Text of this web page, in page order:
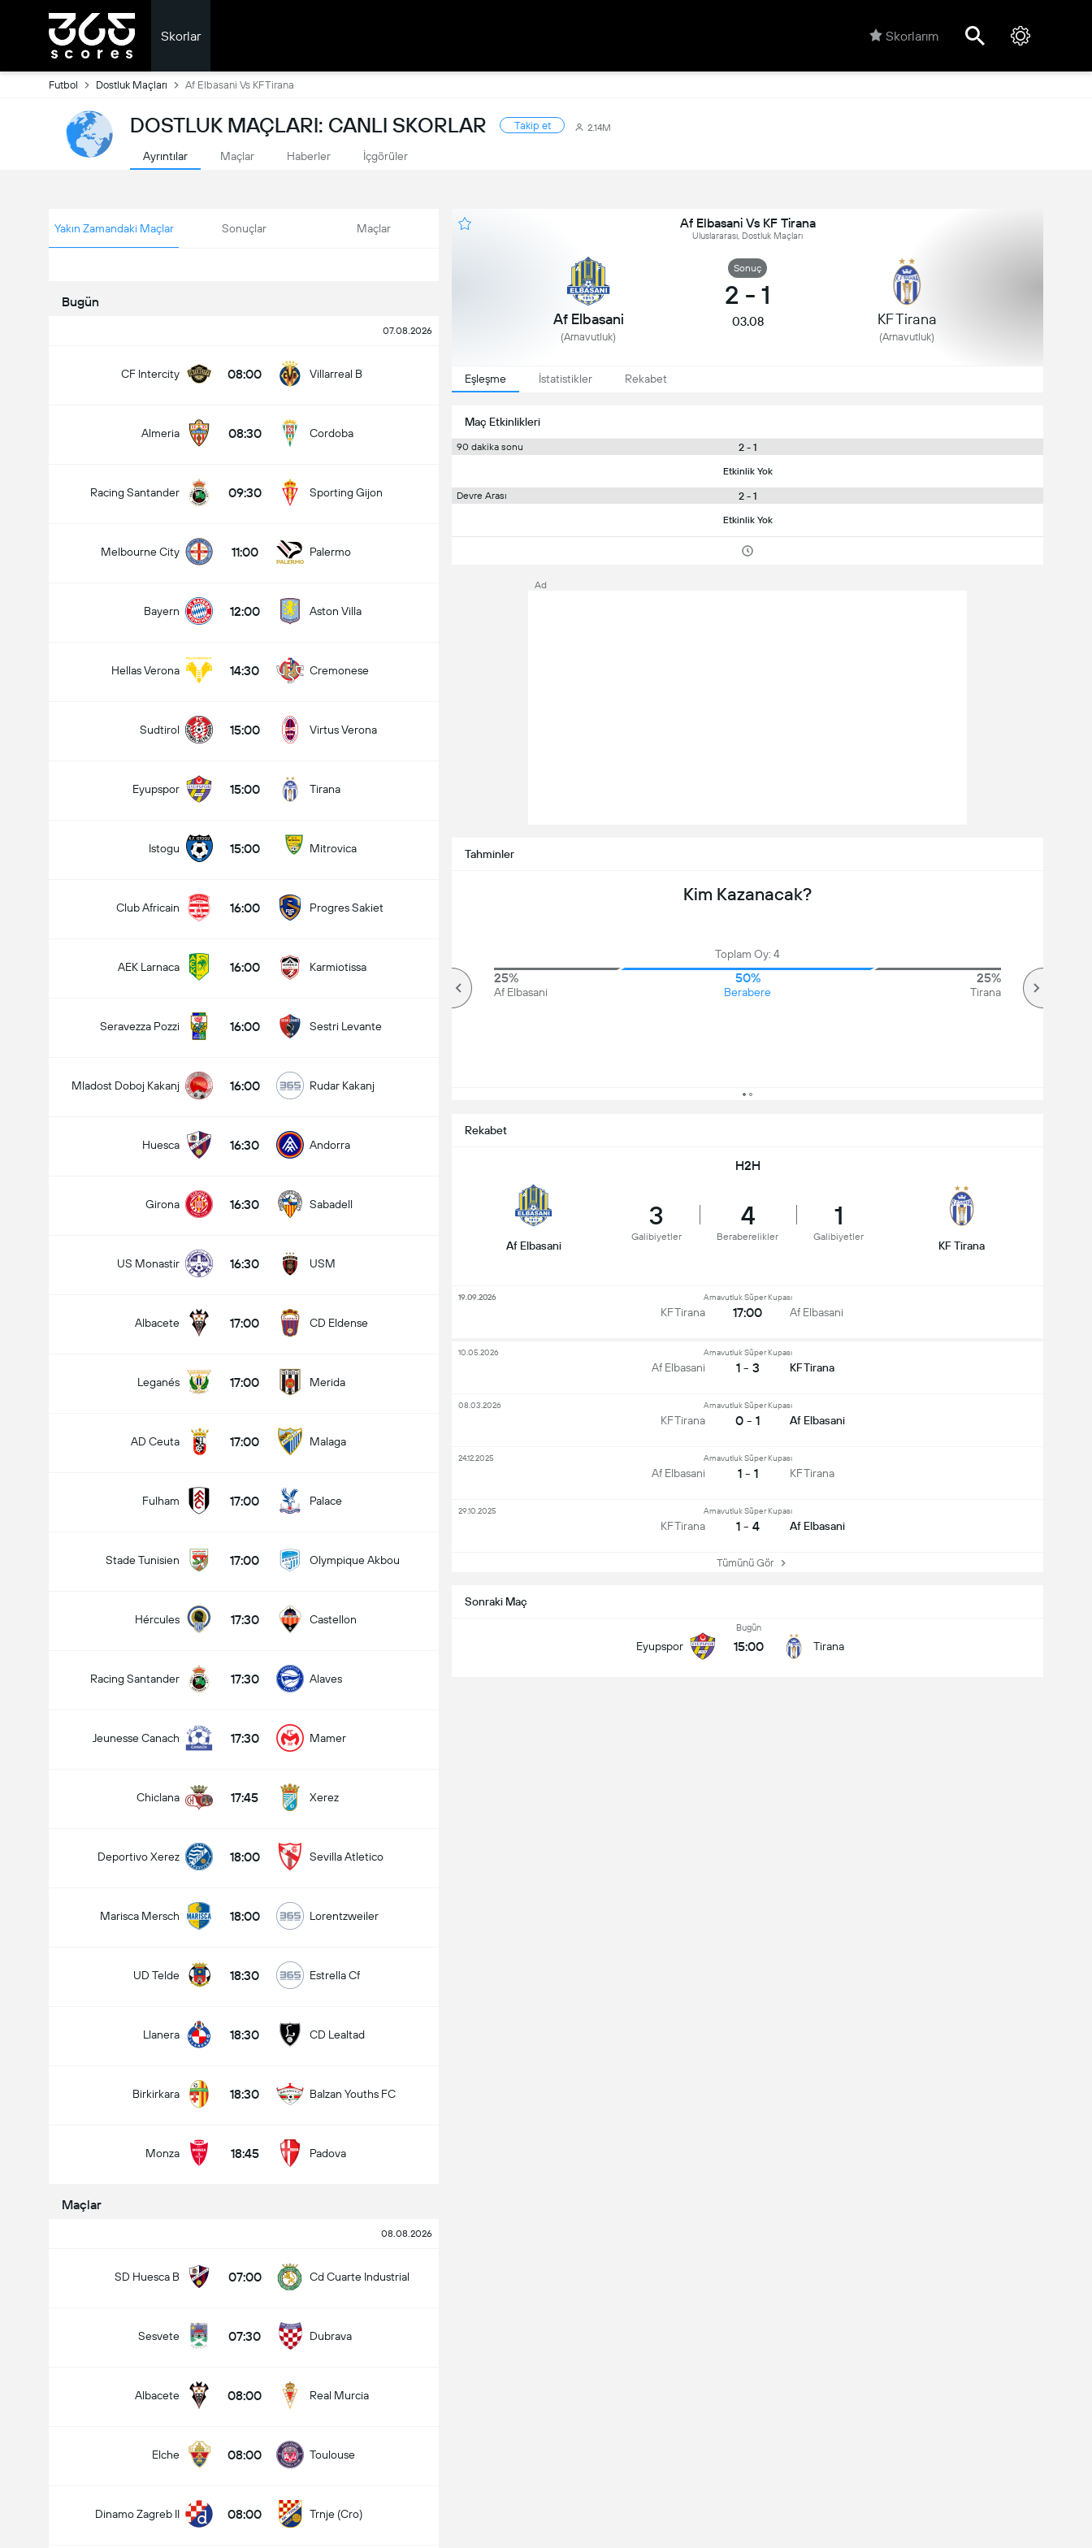
Skorlar Skorlarım
Futbol Dostluk Maçları Af Elbasani Vs KF Tirana
DOSTLUK MAÇLARI: CANLI SKORLAR Takip et 2.14M
Ayrıntılar Maçlar Haberler İçgörüler
Yakın Zamandaki Maçlar Sonuçlar Maçlar
Bugün
07.08.2026
CF Intercity 08:00 Villarreal B
Almeria 08:30 Cordoba
Racing Santander 09:30 Sporting Gijon
Melbourne City 11:00 Palermo
Bayern 12:00 Aston Villa
Hellas Verona 14:30 Cremonese
Sudtirol 15:00 Virtus Verona
Eyupspor 15:00 Tirana
Istogu 15:00 Mitrovica
Club Africain 16:00 Progres Sakiet
AEK Larnaca 16:00 Karmiotissa
Seravezza Pozzi 16:00 Sestri Levante
Mladost Doboj Kakanj 16:00 Rudar Kakanj
Huesca 16:30 Andorra
Girona 16:30 Sabadell
US Monastir 16:30 USM
Albacete 17:00 CD Eldense
Leganés 17:00 Merida
AD Ceuta 17:00 Malaga
Fulham 17:00 Palace
Stade Tunisien 17:00 Olympique Akbou
Hércules 17:30 Castellon
Racing Santander 17:30 Alaves
Jeunesse Canach 17:30 Mamer
Chiclana 17:45 Xerez
Deportivo Xerez 18:00 Sevilla Atletico
Marisca Mersch 18:00 Lorentzweiler
UD Telde 18:30 Estrella Cf
Llanera 18:30 CD Lealtad
Birkirkara 18:30 Balzan Youths FC
Monza 18:45 Padova
Maçlar
08.08.2026
SD Huesca B 07:00 Cd Cuarte Industrial
Sesvete 07:30 Dubrava
Albacete 08:00 Real Murcia
Elche 08:00 Toulouse
Dinamo Zagreb II 08:00 Trnje (Cro)
Af Elbasani Vs KF Tirana
Uluslararası, Dostluk Maçları
Af Elbasani
(Arnavutluk)
Sonuç
2 - 1
03.08 KF Tirana
(Arnavutluk)
Eşleşme İstatistikler Rekabet
Maç Etkinlikleri
90 dakika sonu 2 - 1
Etkinlik Yok
Devre Arası 2 - 1
Etkinlik Yok
Sonraki Maç
Eyupspor
Bugün
15:00 Tirana
Tahminler
Kim Kazanacak?
Toplam Oy: 4
25%
Af Elbasani
50%
Berabere
25%
Tirana
Maçtaki Toplam Gol (2.5)
Rekabet
H2H
Af Elbasani
3
Galibiyetler
4
Beraberelikler
1
Galibiyetler
KF Tirana
KF Tirana
Arnavutluk Süper Kupası
17:00 Af Elbasani
19.09.2026
Af Elbasani
Arnavutluk Süper Kupası
1 - 3 KF Tirana
10.05.2026
KF Tirana
Arnavutluk Süper Kupası
0 - 1 Af Elbasani
08.03.2026
Af Elbasani
Arnavutluk Süper Kupası
1 - 1 KF Tirana
24.12.2025
KF Tirana
Arnavutluk Süper Kupası
1 - 4 Af Elbasani
29.10.2025
Tümünü Gör
Ad